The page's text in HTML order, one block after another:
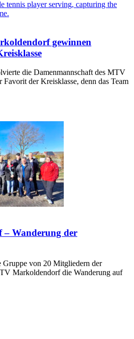
gewinnen
die Damenmannschaft des MTV
der Kreisklasse, denn das Team
Wanderung der
Gruppe von 20 Mitgliedern der
Markoldendorf die Wanderung auf